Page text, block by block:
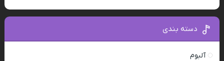
دسته بندی
آلبوم